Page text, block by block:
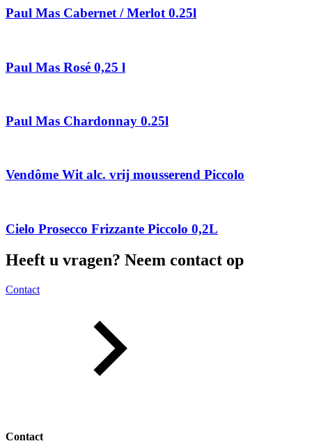
Paul Mas Cabernet / Merlot 0.25l
Paul Mas Rosé 0,25 l
Paul Mas Chardonnay 0.25l
Vendôme Wit alc. vrij mousserend Piccolo
Cielo Prosecco Frizzante Piccolo 0,2L
Heeft u vragen? Neem contact op
Contact
Contact